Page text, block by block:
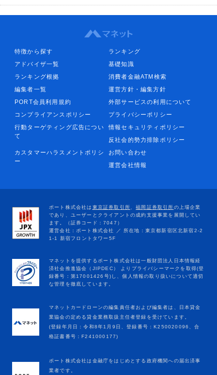
特徴から探す
ランキング
アドバイザ一覧
基礎知識
ランキング根拠
消費者金融ATM検索
編集者一覧
運営方針・編集方針
PORT会員利用規約
外部サービスの利用について
コンプライアンスポリシー
プライバシーポリシー
行動ターゲティング広告につい
て
情報セキュリティポリシー
反社会的勢力排除ポリシー
カスタマーハラスメントポリシ
ー
お問い合わせ
運営会社情報
マネットカードローンの編集責任者および編集者は、日本貸金
業協会の定める貸金業務取扱主任者登録を受けています。
(登録年月日：令和8年1月9日、登録番号：K250020096、合
格証書番号：F241000177)
ポート株式会社は金融庁をはじめとする政府機関への届出済事
業者です。